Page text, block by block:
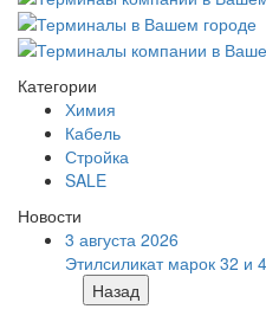
Категории
Химия
Кабель
Стройка
SALE
Новости
3 августа 2026
Этилсиликат марок 32
Назад